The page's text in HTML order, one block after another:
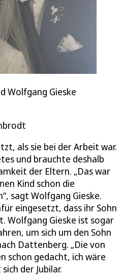
Wolfgang Gieske
als sie bei der Arbeit war.
und brauchte deshalb
der Eltern. „Das war
Kind schon die
sagt Wolfgang Gieske.
eingesetzt, dass ihr Sohn
Wolfgang Gieske ist sogar
um sich um den Sohn
Dattenberg. „Die von
schon gedacht, ich wäre
der Jubilar.